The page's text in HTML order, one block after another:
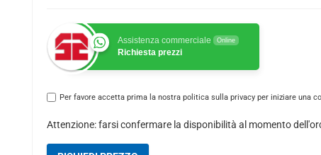
Assistenza commerciale Online
Richiesta prezzi
Per favore accetta prima la nostra politica sulla privacy per iniziare una
Attenzione: farsi confermare la disponibilità al momento